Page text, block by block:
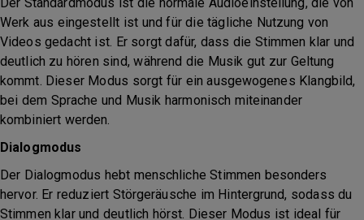
Werk aus eingestellt ist und für die tägliche Nutzung von
Videos gedacht ist. Er sorgt dafür, dass die Stimmen klar und
deutlich zu hören sind, während die Musik gut zur Geltung
kommt. Dieser Modus sorgt für ein ausgewogenes Klangbild,
bei dem Sprache und Musik harmonisch miteinander
kombiniert werden.
Dialogmodus
Der Dialogmodus hebt menschliche Stimmen besonders
hervor. Er reduziert Störgeräusche im Hintergrund, sodass du
Stimmen klar und deutlich hörst. Dieser Modus ist ideal für